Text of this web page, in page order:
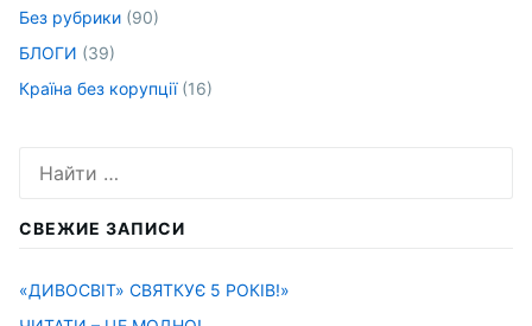
Без рубрики (90)
БЛОГИ (39)
Країна без корупції(16)
СВЕЖИЕ ЗАПИСИ
«ДИВОСВІТ» СВЯТКУЄ 5 РОКІВ!»